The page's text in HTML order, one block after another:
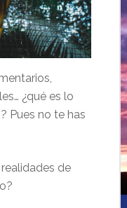
¿qué es lo
Pues no te has
de